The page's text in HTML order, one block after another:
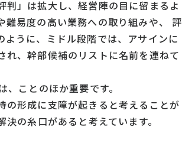
」は拡大し、経営陣の目に留まるよ
難易度の高い業務への取り組みや、 評
うに、ミドル段階では、アサインに
、幹部候補のリストに名前を連ねて
ことのほか重要です。
の形成に支障が起きると考えることが
の糸口があると考えています。